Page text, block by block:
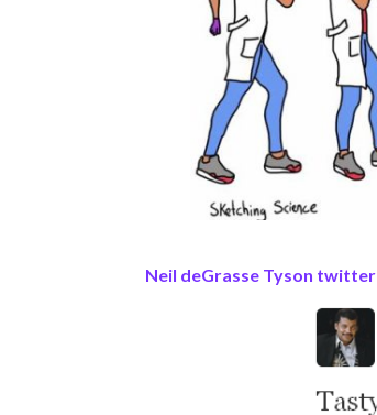
Neil deGrasse Tyson twitter